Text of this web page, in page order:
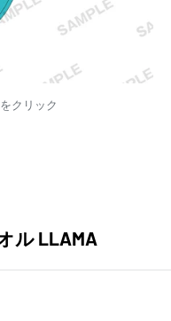
クリック
ル LLAMA